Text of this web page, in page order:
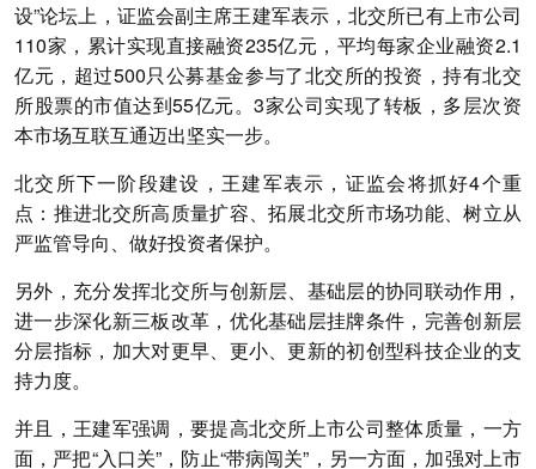
设”论坛上，证监会副主席王建军表示，北交所已有上市公司
110家，累计实现直接融资235亿元，平均每家企业融资2.1
亿元，超过500只公募基金参与了北交所的投资，持有北交
所股票的市值达到55亿元。3家公司实现了转板，多层次资
本市场互联互通迈出坚实一步。
北交所下一阶段建设，王建军表示，证监会将抓好4个重
点：推进北交所高质量扩容、拓展北交所市场功能、树立从
严监管导向、做好投资者保护。
另外，充分发挥北交所与创新层、基础层的协同联动作用，
进一步深化新三板改革，优化基础层挂牌条件，完善创新层
分层指标，加大对更早、更小、更新的初创型科技企业的支
持力度。
并且，王建军强调，要提高北交所上市公司整体质量，一方
面，严把“入口关”，防止“带病闯关”，另一方面，加强对上市